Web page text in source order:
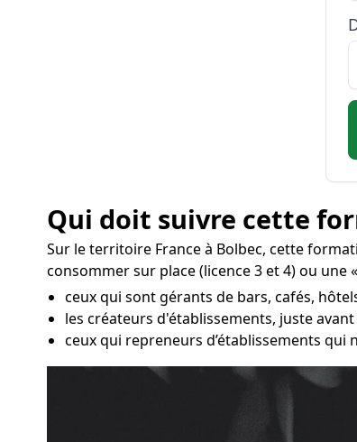
Qui doit suivre cette
Sur le territoire France à Bolbec, cette
consommer sur place (licence 3 et 4) ou
ceux qui sont gérants de bars, cafés,
les créateurs d'établissements, juste
ceux qui repreneurs d’établissements qui